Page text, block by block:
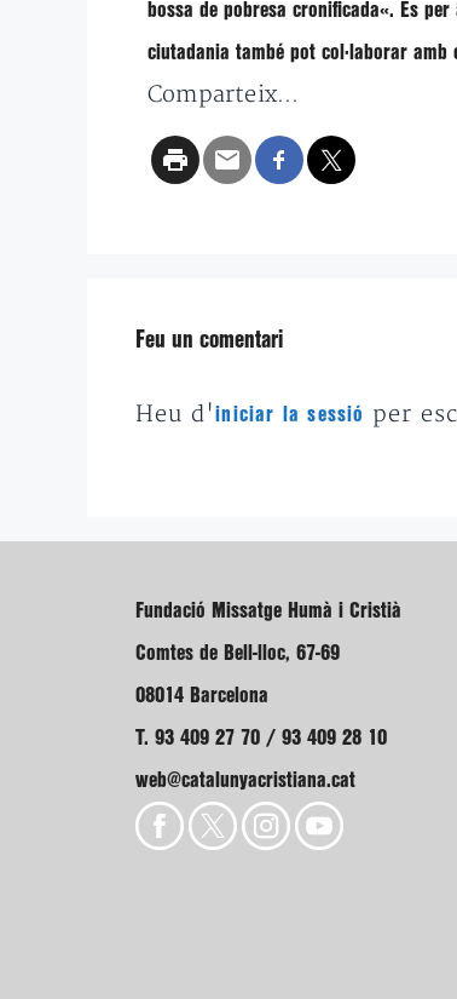
bossa de pobresa cronificada«. És per
ciutadania també pot col·laborar amb
Comparteix...
Feu un comentari
Heu d'iniciar la sessió per
Fundació Missatge Humà i Cristià
Comtes de Bell-lloc, 67-69
08014 Barcelona
T. 93 409 27 70 / 93 409 28 10
web@catalunyacristiana.cat